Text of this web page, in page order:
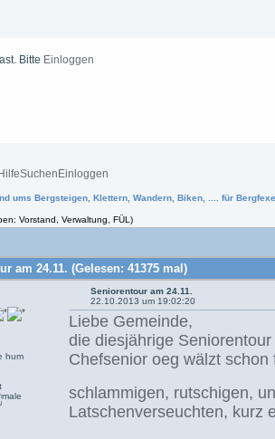
Bitte Einloggen
Suchen Einloggen
ums Bergsteigen, Klettern, Wandern, Biken, .... für
Vorstand, Verwaltung, FÜL)
am 24.11. (Gelesen: 41375 mal)
hum
Seniorentour am 24.11.
22.10.2013 um 19:02:20
Liebe Gemeinde,
die diesjährige
Chefsenior oeg wälzt
schlammigen, rutschigen,
Latschenverseuchten, kurz